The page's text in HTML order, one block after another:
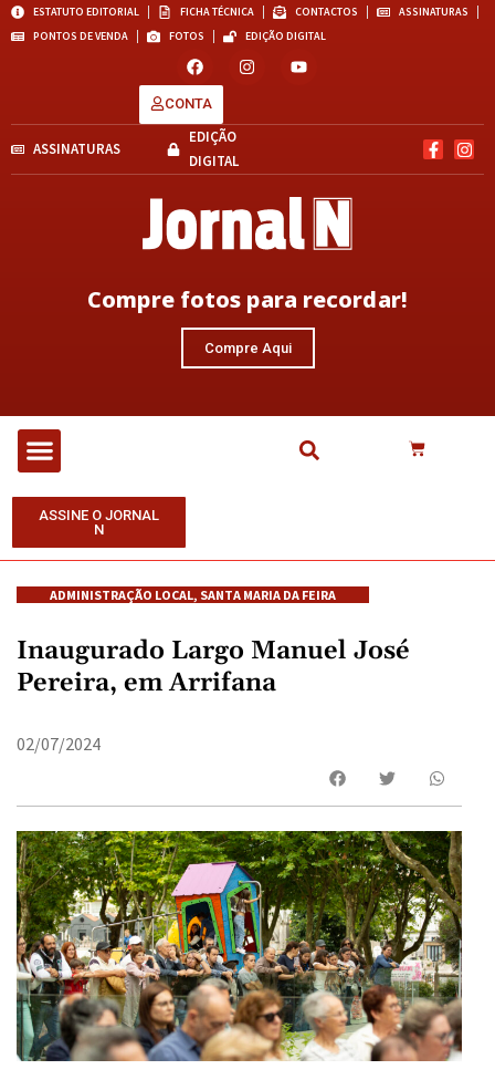
ESTATUTO EDITORIAL FICHA TÉCNICA CONTACTOS
ASSINATURAS
PONTOS DE VENDA
FOTOS EDIÇÃO DIGITAL
CONTA
ASSINATURAS
EDIÇÃO
DIGITAL
Compre fotos para recordar!
Compre Aqui
ASSINE O JORNAL
N
ADMINISTRAÇÃO LOCAL, SANTA MARIA DA FEIRA
Inaugurado Largo Manuel José
Pereira, em Arrifana
02/07/2024